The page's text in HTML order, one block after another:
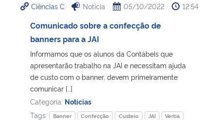
Ministério da Cidadania
Ministério de Minas e Energia
Ministério da Ciência, Tecnologia, Inovações e Comunicações
Ministério do Meio Ambiente
Ciências C Notícia 05/10/2022 12:54
Comunicado sobre a confecção de
banners para a JAI
Informamos que os alunos da Contábeis que
apresentarão trabalho na JAI e necessitam ajuda
de custo com o banner, devem primeiramente
comunicar […]
Categoria: Notícias
Tags:
Banner Confecção Custeio JAI Verba